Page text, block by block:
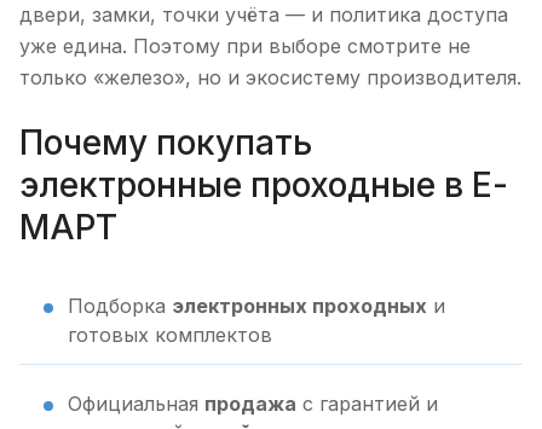
двери, замки, точки учёта — и политика доступа
уже едина. Поэтому при выборе смотрите не
только «железо», но и экосистему производителя.
Почему покупать
электронные проходные в Е-
МАРТ
Подборка электронных проходных и
готовых комплектов
Официальная продажа с гарантией и